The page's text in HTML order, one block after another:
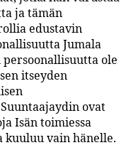
ja tämän
edustavin
Jumala
ole
itseyden
ovat
Isän toimiessa
kuuluu vain hänelle.